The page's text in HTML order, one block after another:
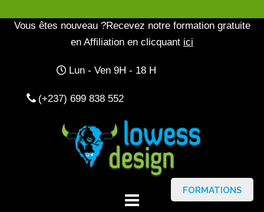
Vous êtes nouveau ?Recevez notre formation gratuite
en Affiliation en clicquant ici
Lun - Ven 9H - 18 H
(+237) 699 838 552
FORMATIONS